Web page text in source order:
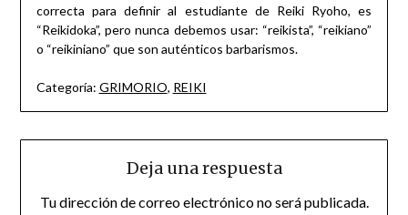
correcta para definir al estudiante de Reiki Ryoho, es
“Reikidoka”, pero nunca debemos usar: “reikista”, “reikiano”
o “reikiniano” que son auténticos barbarismos.
Categoría: GRIMORIO, REIKI
Deja una respuesta
Tu dirección de correo electrónico no será publicada.